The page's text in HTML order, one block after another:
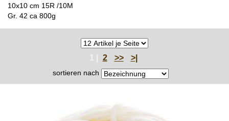
10x10 cm 15R /10M
Gr. 42 ca 800g
2 >> >|
sortieren nach